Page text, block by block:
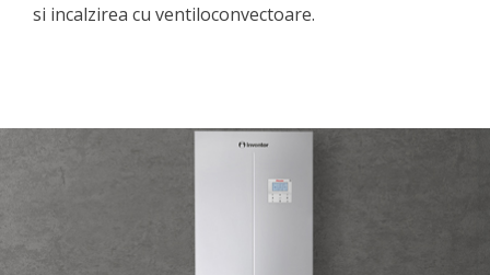
si incalzirea cu ventiloconvectoare.